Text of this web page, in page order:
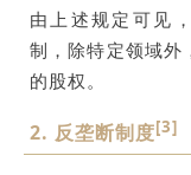
由上述规定可见
制，除特定领域外
的股权。
2. 反垄断制度[3]